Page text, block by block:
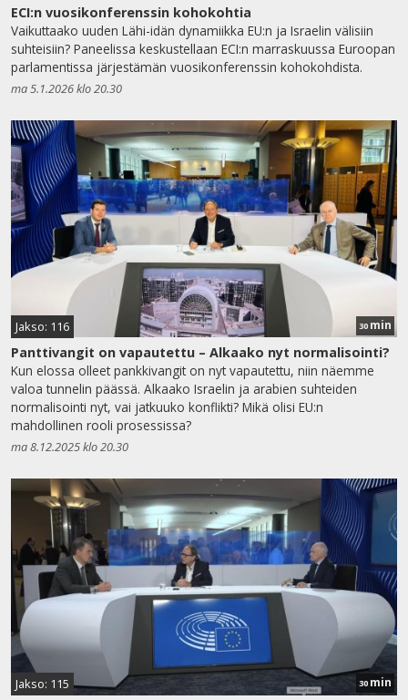
ECI:n vuosikonferenssin kohokohtia
Vaikuttaako uuden Lähi-idän dynamiikka EU:n ja Israelin välisiin
suhteisiin? Paneelissa keskustellaan ECI:n marraskuussa Euroopan
parlamentissa järjestämän vuosikonferenssin kohokohdista.
ma 5.1.2026 klo 20.30
Jakso: 116 30 min
Panttivangit on vapautettu – Alkaako nyt normalisointi?
Kun elossa olleet pankkivangit on nyt vapautettu, niin näemme
valoa tunnelin päässä. Alkaako Israelin ja arabien suhteiden
normalisointi nyt, vai jatkuuko konflikti? Mikä olisi EU:n
mahdollinen rooli prosessissa?
ma 8.12.2025 klo 20.30
Jakso: 115 30 min